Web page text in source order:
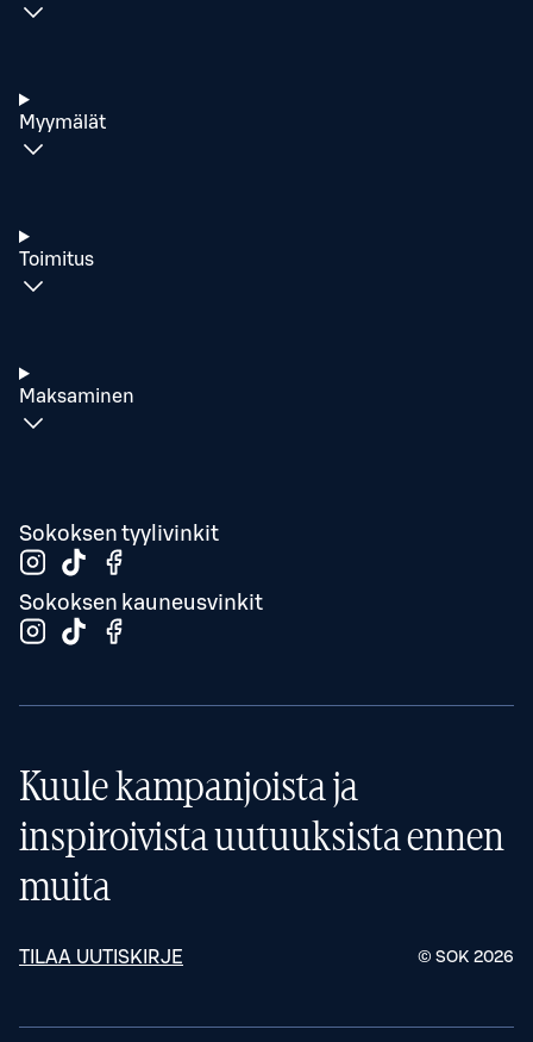
Myymälät
Toimitus
Maksaminen
Sokoksen tyylivinkit
Sokoksen kauneusvinkit
Kuule kampanjoista ja
inspiroivista uutuuksista ennen
muita
TILAA UUTISKIRJE © SOK 2026